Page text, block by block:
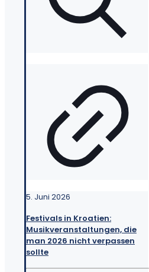
5. Juni 2026
Festivals in Kroatien:
Musikveranstaltungen, die
man 2026 nicht verpassen
sollte